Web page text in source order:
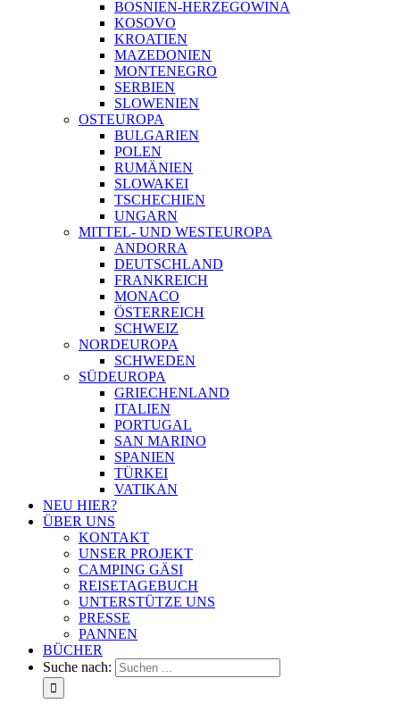
BOSNIEN-HERZEGOWINA
KOSOVO
KROATIEN
MAZEDONIEN
MONTENEGRO
SERBIEN
SLOWENIEN
OSTEUROPA
BULGARIEN
POLEN
RUMÄNIEN
SLOWAKEI
TSCHECHIEN
UNGARN
MITTEL- UND WESTEUROPA
ANDORRA
DEUTSCHLAND
FRANKREICH
MONACO
ÖSTERREICH
SCHWEIZ
NORDEUROPA
SCHWEDEN
SÜDEUROPA
GRIECHENLAND
ITALIEN
PORTUGAL
SAN MARINO
SPANIEN
TÜRKEI
VATIKAN
NEU HIER?
ÜBER UNS
KONTAKT
UNSER PROJEKT
CAMPING GÄSI
REISETAGEBUCH
UNTERSTÜTZE UNS
PRESSE
PANNEN
BÜCHER
Suche nach: